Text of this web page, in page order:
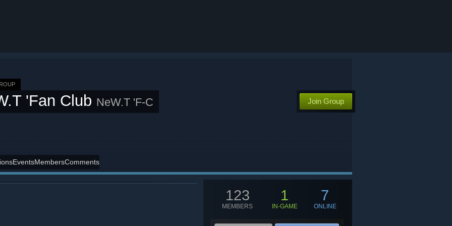
'Fan Club NeW.T 'F-C Join Group
EventsMembersComments
123
MEMBERS
1
IN-GAME
7
ONLINE